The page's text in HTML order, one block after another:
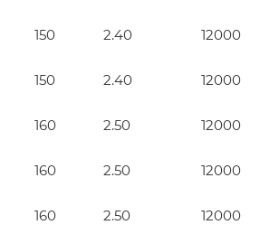
150 2.40 12000
150 2.40 12000
160 2.50 12000
160 2.50 12000
160 2.50 12000